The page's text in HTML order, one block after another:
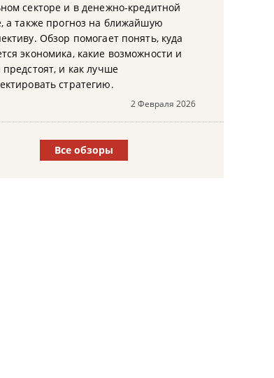
секторе и в денежно-кредитной
а также прогноз на ближайшую
Обзор помогает понять, куда
экономика, какие возможности и
предстоят, и как лучше
стратегию.
2 Февраля 2026
Все обзоры